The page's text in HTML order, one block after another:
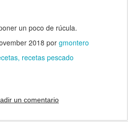
un poco de rúcula.
2018 por gmontero
recetas pescado
un comentario